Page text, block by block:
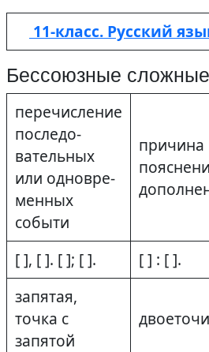
11-класс. Русский
Бессоюзные
перечисление
последо-
вательных
или одновре-
менных
событи
причина
[ ], [ ]. [ ]; [ ].
[ ] : [ ].
запятая,
точка с
запятой